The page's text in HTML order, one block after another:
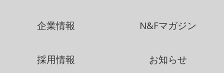
企業情報 N&Fマガジン
採用情報 お知らせ